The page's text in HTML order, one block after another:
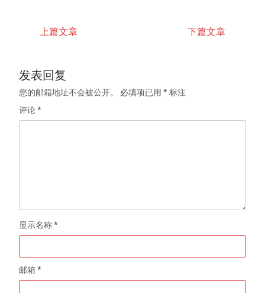
上篇文章 下篇文章
发表回复
您的邮箱地址不会被公开。 必填项已用*标注
评论*
显示名称*
邮箱*